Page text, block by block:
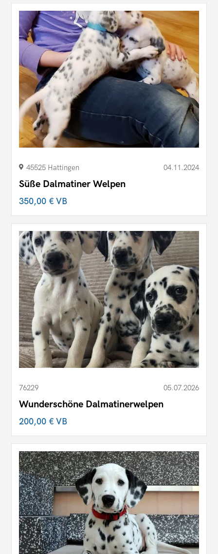
45525 Hattingen 04.11.2024
Süße Dalmatiner Welpen
350,00 €VB
76229 05.07.2026
Wunderschöne Dalmatinerwelpen
200,00 €VB